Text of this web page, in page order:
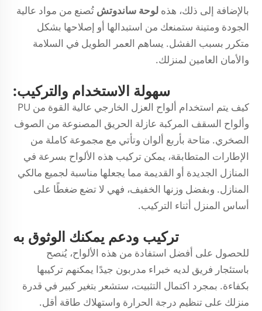
بالإضافة إلى ذلك، هذه لوحة ساندوتش تُصنع من مواد عالية
الجودة ومتينة ستمنعك من استبدالها أو إصلاحها بشكل
متكرر بسبب الفشل. يساهم العمر الطويل في السلامة
والأمان العامين لمنزلك.
سهولة الاستخدام والتركيب:
كيف يتم استخدام ألواح العزل الخارجي عالية القوة من PU
وألواح السقف المركبة عازلة الحريق المصنوعة من الصوف
الصخري. متاحة بأربع ألوان وتأتي مع مجموعة كاملة من
الإطارات المتطابقة، يمكن تركيب هذه الألواح بسرعة في
المنازل الجديدة أو القديمة مما يجعلها مناسبة لجميع مالكي
المنازل. وبفضل وزنها الخفيف، فهي لا تضع ضغطًا على
أساس المنزل أثناء التركيب.
تركيب ودعم يمكنك الوثوق به
للحصول على أفضل استفادة من هذه الألواح، يُنصح
باستئجار فريق لديه خبراء مدربون جيدًا يمكنهم تركيبها
بكفاءة. بمجرد اكتمال التثبيت، ستشعر بتغير كبير في قدرة
منزلك على تنظيم درجة الحرارة واستهلاك طاقة أقل.